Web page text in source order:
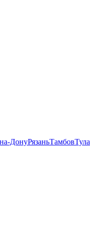
ДонуРязаньТамбовТула